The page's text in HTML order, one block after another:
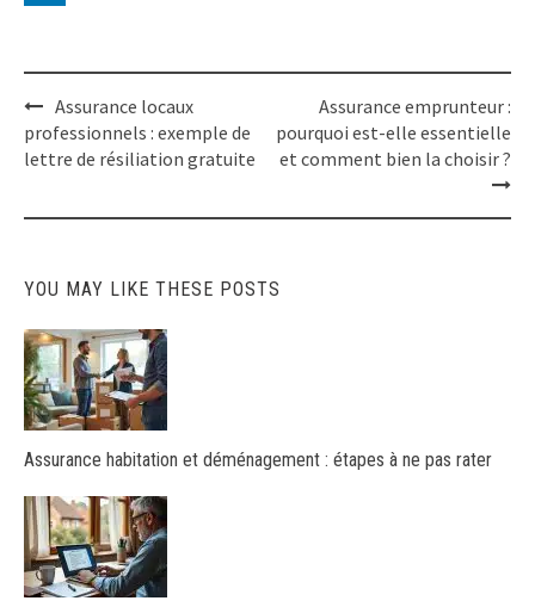
Post
navigation
Assurance locaux
professionnels : exemple de
lettre de résiliation gratuite
Assurance emprunteur :
pourquoi est-elle essentielle
et comment bien la choisir ?
YOU MAY LIKE THESE POSTS
Assurance habitation et déménagement : étapes à ne pas rater